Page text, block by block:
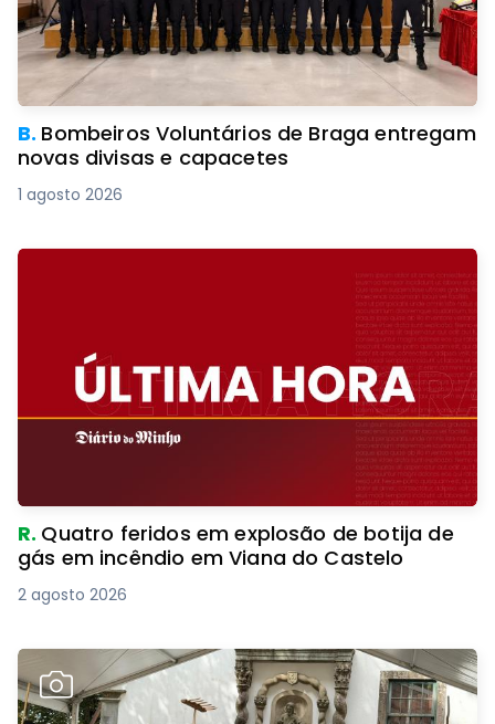
B. Bombeiros Voluntários de Braga entregam
novas divisas e capacetes
1 agosto 2026
R. Quatro feridos em explosão de botija de
gás em incêndio em Viana do Castelo
2 agosto 2026